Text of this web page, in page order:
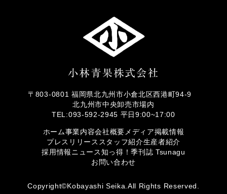
〒803-0801 福岡県北九州市小倉北区西港町94-9
北九州市中央卸売市場内
TEL:093-592-2945 平日9:00~17:00
ホーム事業内容会社概要 メディア掲載情報
プレスリリース スタッフ紹介生産者紹介
採用情報 ニュース 知っ得！季刊誌 Tsunagu
お問い合わせ
Copyright©Kobayashi Seika.All Rights Reserved.